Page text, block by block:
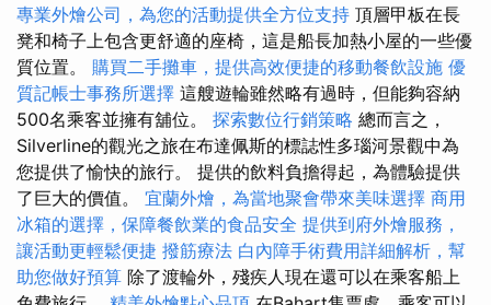
專業外燴公司，為您的活動提供全方位支持 頂層甲板在長
凳和椅子上包含更舒適的座椅，這是船長加熱小屋的一些優
質位置。 購買二手攤車，提供高效便捷的移動餐飲設施 優
質記帳士事務所選擇 這艘遊輪雖然略有過時，但能夠容納
500名乘客並擁有舖位。 探索數位行銷策略 總而言之，
Silverline的觀光之旅在布達佩斯的標誌性多瑙河景觀中為
您提供了愉快的旅行。 提供的飲料負擔得起，為體驗提供
了巨大的價值。 宜蘭外燴，為當地聚會帶來美味選擇 商用
冰箱的選擇，保障餐飲業的食品安全 提供到府外燴服務，
讓活動更輕鬆便捷 撥筋療法 白內障手術費用詳細解析，幫
助您做好預算 除了渡輪外，殘疾人現在還可以在乘客船上